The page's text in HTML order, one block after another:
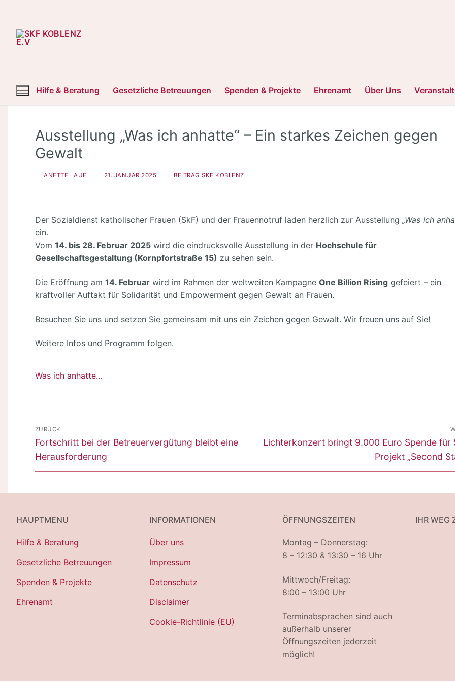
springen
Hilfe & Beratung Gesetzliche Betreuungen Spenden & Projekte Ehrenamt Über Uns
Ausstellung „Was ich anhatte“ – Ein starkes Zeichen gegen
Gewalt
ANETTE LAUF 21. JANUAR 2025 BEITRAG SKF KOBLENZ
Der Sozialdienst katholischer Frauen (SkF) und der Frauennotruf laden herzlich zur Ausstellung „Was ich
ein.
Vom 14. bis 28. Februar 2025wird die eindrucksvolle Ausstellung in der Hochschule für
Gesellschaftsgestaltung (Kornpfortstraße 15) zu sehen sein.
Die Eröffnung am 14. Februarwird im Rahmen der weltweiten Kampagne One Billion Risinggefeiert – ein
kraftvoller Auftakt für Solidarität und Empowerment gegen Gewalt an Frauen.
Besuchen Sie uns und setzen Sie gemeinsam mit uns ein Zeichen gegen Gewalt. Wir freuen uns auf Sie!
Weitere Infos und Programm folgen.
Was ich anhatte…
Beitragsnavigation
ZURÜCK
Vorheriger
Beitrag:
Fortschritt bei der Betreuervergütung bleibt eine
Herausforderung
Nächster
Lichterkonzert bringt 9.000 Euro Spende für
Projekt „Second
HAUPTMENU
Hilfe & Beratung
Gesetzliche Betreuungen
Spenden & Projekte
Ehrenamt
INFORMATIONEN
Über uns
Impressum
Datenschutz
Disclaimer
Cookie-Richtlinie (EU)
ÖFFNUNGSZEITEN
Montag – Donnerstag:
8 – 12:30 & 13:30 – 16 Uhr
Mittwoch/Freitag:
8:00 – 13:00 Uhr
Terminabsprachen sind auch
außerhalb unserer
Öffnungszeiten jederzeit
möglich!
IHR WEG